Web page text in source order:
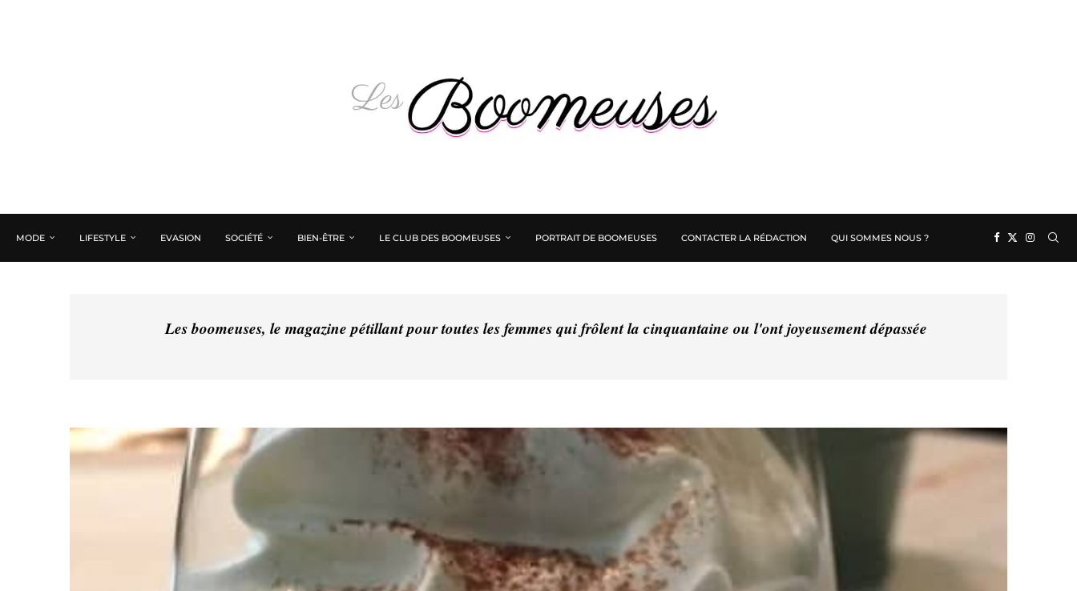
MODE LIFESTYLE EVASION SOCIÉTÉ BIEN-ÊTRE LE CLUB DES BOOMEUSES PORTRAIT DE BOOMEUSES CONTACTER LA RÉDACTION QUI SOMMES NOUS ?
Les boomeuses, le magazine pétillant pour toutes les femmes qui frôlent la cinquantaine ou l'ont joyeusement dépassée